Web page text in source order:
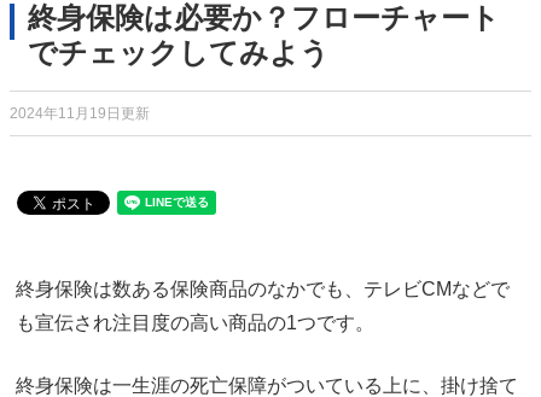
終身保険は必要か？フローチャート
でチェックしてみよう
2024年11月19日更新
終身保険は数ある保険商品のなかでも、テレビCMなどで
も宣伝され注目度の高い商品の1つです。
終身保険は一生涯の死亡保障がついている上に、掛け捨て